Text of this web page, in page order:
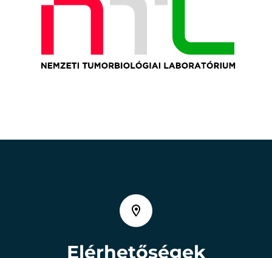
Elérhetőségek